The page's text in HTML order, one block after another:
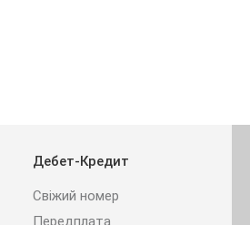
Дебет-Кредит
Свіжий номер
Передплата